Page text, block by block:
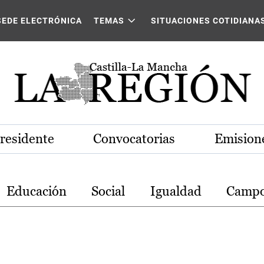
La Mancha
ELECTRÓNICA TEMAS SITUACIONES
Convocatorias
Educación Social Igualdad